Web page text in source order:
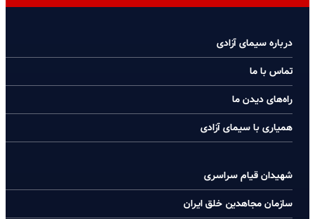
درباره سیمای آزادی
تماس با ما
راه‌های دیدن ما
همیاری با سیمای آزادی
شهیدان قیام سراسری
سازمان مجاهدین خلق ایران